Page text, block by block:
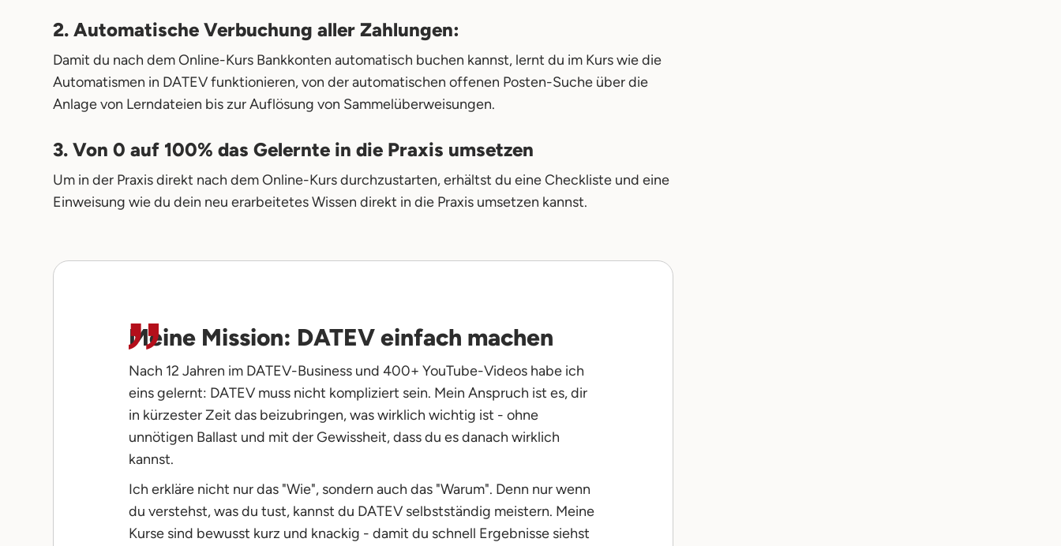
2. Automatische Verbuchung aller Zahlungen:
Damit du nach dem Online-Kurs Bankkonten automatisch buchen kannst, lernt du im Kurs wie die
Automatismen in DATEV funktionieren, von der automatischen offenen Posten-Suche über die
Anlage von Lerndateien bis zur Auflösung von Sammelüberweisungen.
3. Von 0 auf 100% das Gelernte in die Praxis umsetzen
Um in der Praxis direkt nach dem Online-Kurs durchzustarten, erhältst du eine Checkliste und eine
Einweisung wie du dein neu erarbeitetes Wissen direkt in die Praxis umsetzen kannst.
Meine Mission: DATEV einfach machen
Nach 12 Jahren im DATEV-Business und 400+ YouTube-Videos habe ich
eins gelernt: DATEV muss nicht kompliziert sein. Mein Anspruch ist es, dir
in kürzester Zeit das beizubringen, was wirklich wichtig ist - ohne
unnötigen Ballast und mit der Gewissheit, dass du es danach wirklich
kannst.
Ich erkläre nicht nur das "Wie", sondern auch das "Warum". Denn nur wenn
du verstehst, was du tust, kannst du DATEV selbstständig meistern. Meine
Kurse sind bewusst kurz und knackig - damit du schnell Ergebnisse siehst